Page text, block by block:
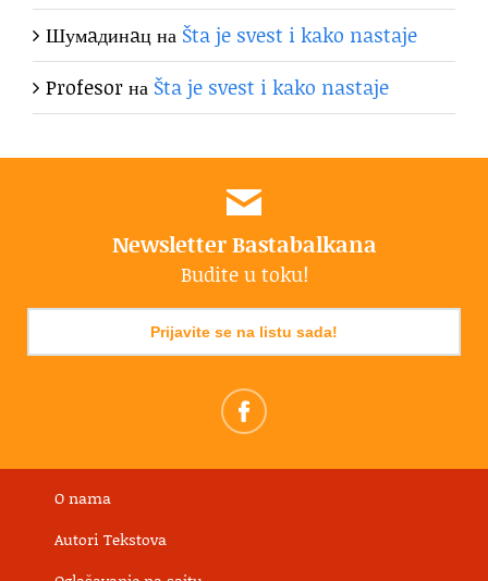
Шумaдинaцна Šta je svest i kako nastaje
Profesorна Šta je svest i kako nastaje
Newsletter Bastabalkana
Budite u toku!
Prijavite se na listu sada!
O nama
Autori Tekstova